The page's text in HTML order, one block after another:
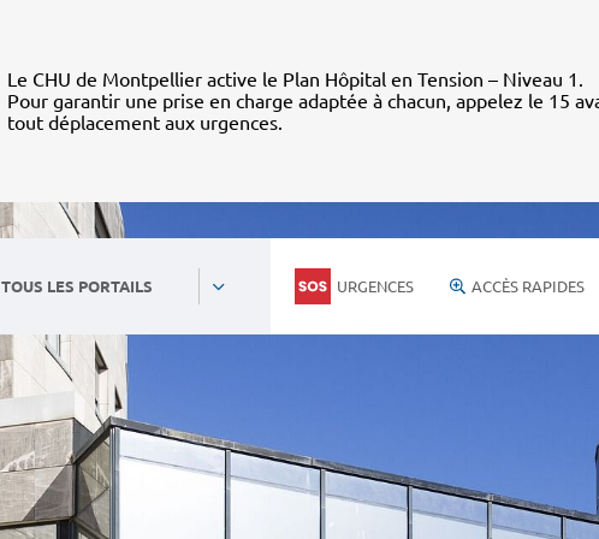
Le CHU de Montpellier active le Plan Hôpital en Tension – Niveau 1.
Pour garantir une prise en charge adaptée à chacun, appelez le 15
tout déplacement aux urgences.
TOUS LES PORTAILS URGENCES ACCÈS RAPIDES